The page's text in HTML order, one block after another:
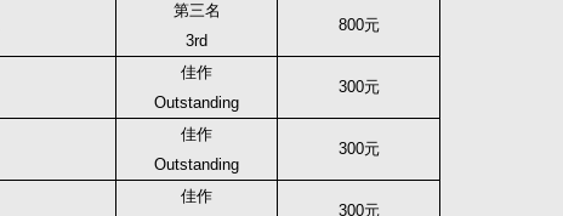
第三名
3rd
800元
佳作
Outstanding
300元
佳作
Outstanding
300元
佳作
300元